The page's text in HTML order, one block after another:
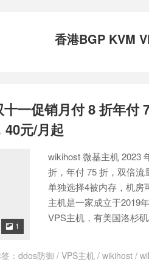
香港BGP KVM
一促销月付 8 折年付
40元/月起
 1
wikihost 微基主机 2023
折，年付 75 折，双倍流
单独选择4被内存，机房
主机是一家成立于2019
VPS主机，有美国洛杉
： ddos防御 / VPS主机 / wikihost /